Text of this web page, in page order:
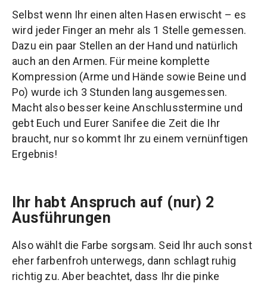
Selbst wenn Ihr einen alten Hasen erwischt – es
wird jeder Finger an mehr als 1 Stelle gemessen.
Dazu ein paar Stellen an der Hand und natürlich
auch an den Armen. Für meine komplette
Kompression (Arme und Hände sowie Beine und
Po) wurde ich 3 Stunden lang ausgemessen.
Macht also besser keine Anschlusstermine und
gebt Euch und Eurer Sanifee die Zeit die Ihr
braucht, nur so kommt Ihr zu einem vernünftigen
Ergebnis!
Ihr habt Anspruch auf (nur) 2
Ausführungen
Also wählt die Farbe sorgsam. Seid Ihr auch sonst
eher farbenfroh unterwegs, dann schlagt ruhig
richtig zu. Aber beachtet, dass Ihr die pinke